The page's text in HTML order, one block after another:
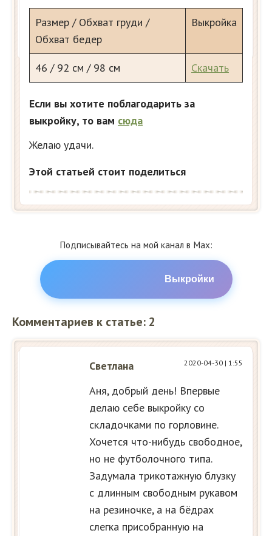
Размер / Обхват груди /
Обхват бедер
Выкройка
46 / 92 см / 98 см Скачать
Если вы хотите поблагодарить за
выкройку, то вам сюда
Желаю удачи.
Этой статьей стоит поделиться
Подписывайтесь на мой канал в Max:
Выкройки
Комментариев к статье: 2
Светлана 2020-04-30 | 1:55
Аня, добрый день! Впервые
делаю себе выкройку со
складочками по горловине.
Хочется что-нибудь свободное,
но не футболочного типа.
Задумала трикотажную блузку
с длинным свободным рукавом
на резиночке, а на бёдрах
слегка присобранную на